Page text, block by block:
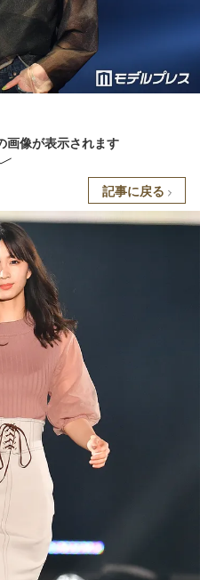
画像が表示されます
記事に戻る